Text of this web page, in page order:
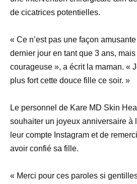
de cicatrices potentielles.
« Ce n’est pas une façon
dernier jour en tant que 3 ans,
courageuse », a écrit la maman. «
plus fort cette douce fille ce soir. »
Le personnel de Kare MD Skin
souhaiter un joyeux anniversaire à
leur compte Instagram et de
avoir confié sa fille.
« Merci pour ces paroles si